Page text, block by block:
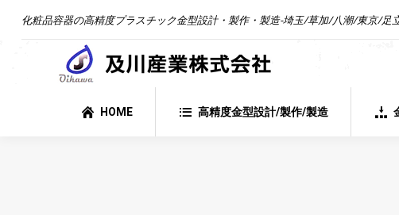
化粧品容器の高精度プラスチック金型設計・製作・製造-埼玉/草加/八潮/東京/足
HOME 高精度金型設計/製作/製造
HOME 高精度金型設計/製作/製造 金